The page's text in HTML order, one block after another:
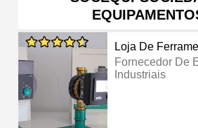
Loja De
Fornecedor De
Industriais